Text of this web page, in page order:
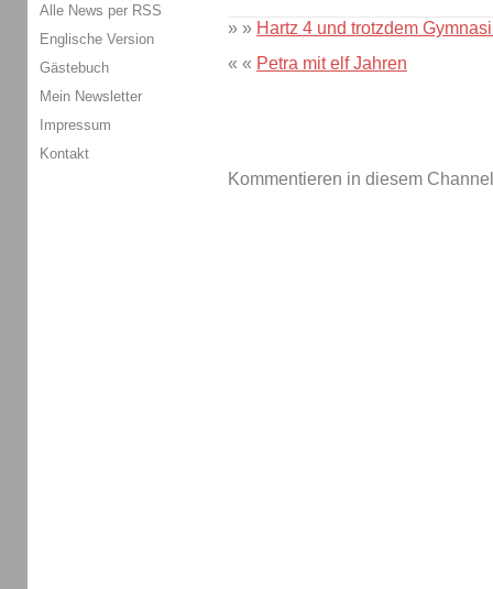
» » Hartz 4 und trotzdem
« « Petra mit elf Jahren
Kommentieren in diesem
Alle News per RSS
Englische Version
Gästebuch
Mein Newsletter
Impressum
Kontakt